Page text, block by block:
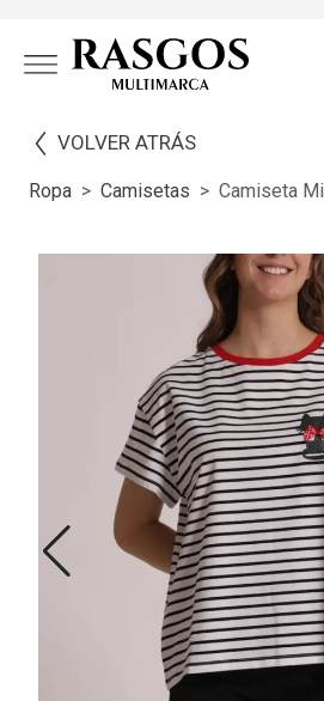
VOLVER ATRÁS
Ropa Camisetas Camiseta